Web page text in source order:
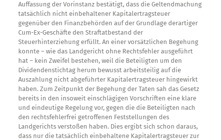
Auffassung der Vorinstanz bestätigt, dass die Geltendmachung
tatsächlich nicht einbehaltener Kapitalertragsteuer
gegenüber den Finanzbehörden auf der Grundlage derartiger
Cum-Ex-Geschäfte den Straftatbestand der
Steuerhinterziehung erfüllt. An einer vorsätzlichen Begehung
konnte – wie das Landgericht ohne Rechtsfehler ausgeführt
hat – kein Zweifel bestehen, weil die Beteiligten um den
Dividendenstichtag herum bewusst arbeitsteilig auf die
Auszahlung nicht abgeführter Kapitalertragsteuer hingewirkt
haben. Zum Zeitpunkt der Begehung der Taten sah das Gesetz
bereits in den insoweit einschlägigen Vorschriften eine klare
und eindeutige Regelung vor, gegen die die Beteiligten nach
den rechtsfehlerfrei getroffenen Feststellungen des
Landgerichts verstoßen haben. Dies ergibt sich schon daraus,
dass nur die tatsächlich einbehaltene Kapitalertragsteuer zur